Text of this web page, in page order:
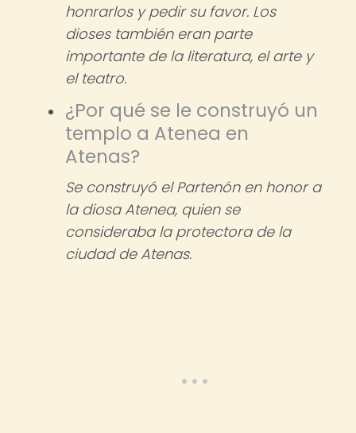
honrarlos y pedir su favor. Los
dioses también eran parte
importante de la literatura, el arte y
el teatro.
¿Por qué se le construyó un
templo a Atenea en
Atenas?
Se construyó el Partenón en honor a
la diosa Atenea, quien se
consideraba la protectora de la
ciudad de Atenas.